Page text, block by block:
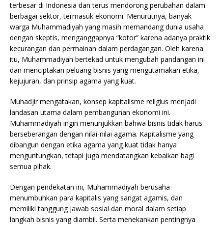
terbesar di Indonesia dan terus mendorong perubahan dalam
berbagai sektor, termasuk ekonomi. Menurutnya, banyak
warga Muhammadiyah yang masih memandang dunia usaha
dengan skeptis, menganggapnya “kotor” karena adanya praktik
kecurangan dan permainan dalam perdagangan. Oleh karena
itu, Muhammadiyah bertekad untuk mengubah pandangan ini
dan menciptakan peluang bisnis yang mengutamakan etika,
kejujuran, dan prinsip agama yang kuat.
Muhadjir mengatakan, konsep kapitalisme religius menjadi
landasan utama dalam pembangunan ekonomi ini.
Muhammadiyah ingin menunjukkan bahwa bisnis tidak harus
berseberangan dengan nilai-nilai agama. Kapitalisme yang
dibangun dengan etika agama yang kuat tidak hanya
menguntungkan, tetapi juga mendatangkan kebaikan bagi
semua pihak.
Dengan pendekatan ini, Muhammadiyah berusaha
menumbuhkan para kapitalis yang sangat agamis, dan
memiliki tanggung jawab sosial dan moral dalam setiap
langkah bisnis yang diambil. Serta menekankan pentingnya